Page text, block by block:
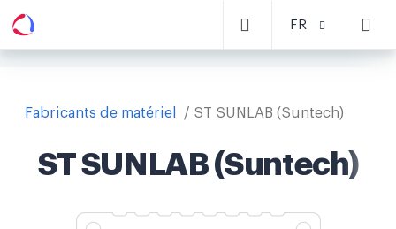
FR
Fabricants de matériel ST SUNLAB (Suntech)
ST SUNLAB (Suntech)